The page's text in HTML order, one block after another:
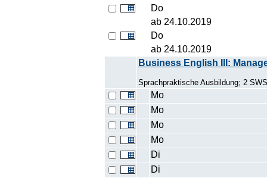
Do
ab 24.10.2019
Do
ab 24.10.2019
Business English III:
Sprachpraktische Ausbildung; 2
Mo
Mo
Mo
Mo
Di
Di